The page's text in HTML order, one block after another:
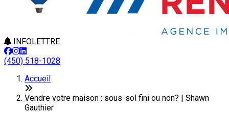
INFOLETTRE
(450) 518-1028
Accueil
Vendre votre maison : sous-sol fini ou non? | Shawn
Gauthier